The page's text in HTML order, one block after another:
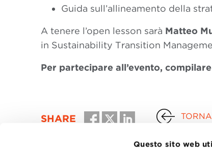
Questo sito web
Guida sull’allineamento della
A tenere l’open lesson sarà Matteo
in Sustainability Transition
Per partecipare all’evento,
SHARE